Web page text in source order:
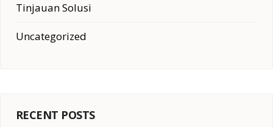
Tinjauan Solusi
Uncategorized
RECENT POSTS